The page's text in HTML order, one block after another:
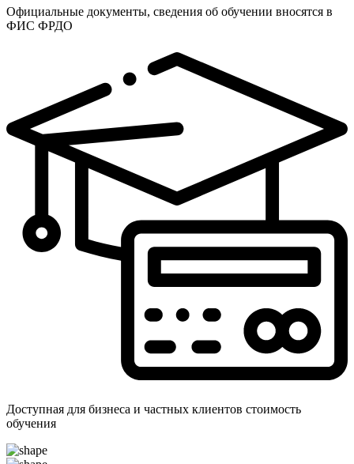
Официальные документы, сведения об обучении вносятся в
ФИС ФРДО
Доступная для бизнеса и частных клиентов стоимость
обучения